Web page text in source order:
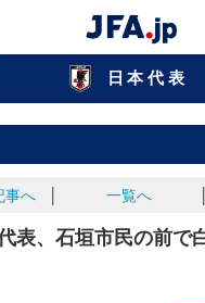
日本代表
事へ 一覧へ
表、石垣市民の前で